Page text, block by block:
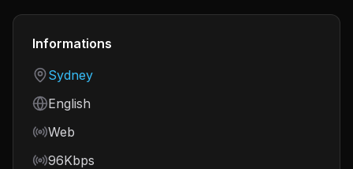
Informations
Country
Sydney
Language
English
Frequency
Web
Bitrate
96Kbps